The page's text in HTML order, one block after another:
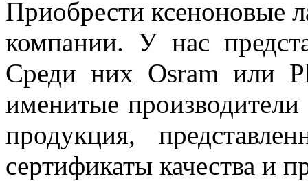
Приобрести ксеноновые
компании. У нас
Среди них Osram или
именитые
продукция,
сертификаты качества и